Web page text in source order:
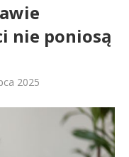
nie poniosą
2025